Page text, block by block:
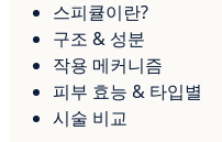
스피큘이란?
구조 & 성분
작용 메커니즘
피부 효능 & 타입별
시술 비교